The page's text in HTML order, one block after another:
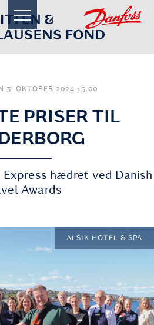
toggle
navigation
3. OKTOBER 2024 15.00
PRISER TIL
hædret ved Danish
Awards
ALSIK HOTEL & SPA